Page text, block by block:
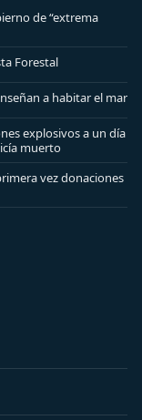
de “extrema
Forestal
a habitar el mar
explosivos a un día
muerto
vez donaciones